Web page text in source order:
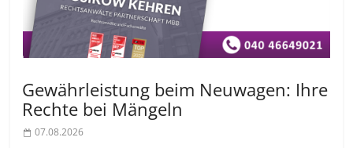
Gewährleistung beim Neuwagen: Ihre
Rechte bei Mängeln
07.08.2026